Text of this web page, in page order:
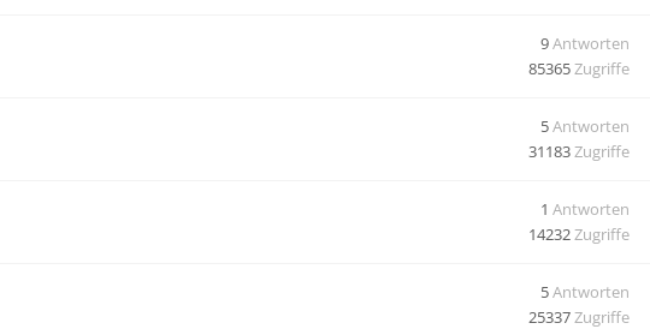
9Antworten
85365Zugriffe
5Antworten
31183Zugriffe
1 Antworten
14232Zugriffe
5Antworten
25337Zugriffe